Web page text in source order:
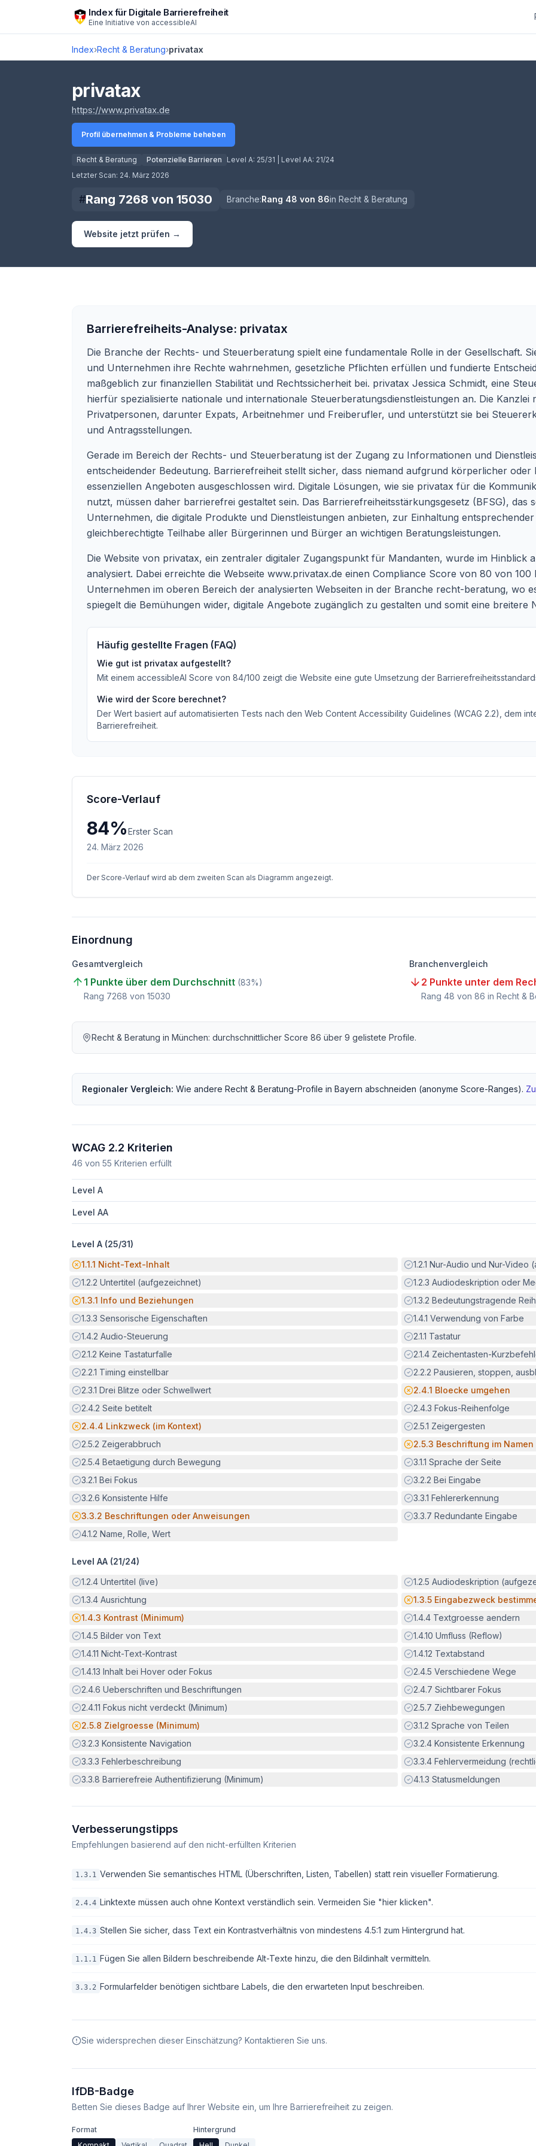
Zum Hauptinhalt springenIndex für Digitale Barrierefreiheit
Eine Initiative von accessibleAI
Index›Recht & Beratung›privatax
Score lädt
privatax
https://www.privatax.de
Profil übernehmen & Probleme beheben
Recht & Beratung Potenzielle Barrieren Level A: 25/31 | Level AA: 21/24
Letzter Scan: 24. März 2026
#Rang 7268 von 15030 Branche:Rang 48 von 86in Recht & Beratung
Website jetzt prüfen →
Barrierefreiheits-Analyse: privatax
Die Branche der Rechts- und Steuerberatung spielt eine fundamentale Rolle in der Gesellschaft.
und Unternehmen ihre Rechte wahrnehmen, gesetzliche Pflichten erfüllen und fundierte
maßgeblich zur finanziellen Stabilität und Rechtssicherheit bei. privatax Jessica Schmidt, eine
hierfür spezialisierte nationale und internationale Steuerberatungsdienstleistungen an. Die
Privatpersonen, darunter Expats, Arbeitnehmer und Freiberufler, und unterstützt sie bei
und Antragsstellungen.
Gerade im Bereich der Rechts- und Steuerberatung ist der Zugang zu Informationen und
entscheidender Bedeutung. Barrierefreiheit stellt sicher, dass niemand aufgrund körperlicher
essenziellen Angeboten ausgeschlossen wird. Digitale Lösungen, wie sie privatax für die
nutzt, müssen daher barrierefrei gestaltet sein. Das Barrierefreiheitsstärkungsgesetz (BFSG), das
Unternehmen, die digitale Produkte und Dienstleistungen anbieten, zur Einhaltung
gleichberechtigte Teilhabe aller Bürgerinnen und Bürger an wichtigen Beratungsleistungen.
Die Website von privatax, ein zentraler digitaler Zugangspunkt für Mandanten, wurde im Hinblick
analysiert. Dabei erreichte die Webseite www.privatax.de einen Compliance Score von 80 von 100
Unternehmen im oberen Bereich der analysierten Webseiten in der Branche recht-beratung, wo
spiegelt die Bemühungen wider, digitale Angebote zugänglich zu gestalten und somit eine breitere
Häufig gestellte Fragen (FAQ)
Wie gut ist privatax aufgestellt?
Mit einem accessibleAI Score von 84/100 zeigt die Website eine gute Umsetzung der
Wie wird der Score berechnet?
Der Wert basiert auf automatisierten Tests nach den Web Content Accessibility Guidelines (WCAG 2.2), dem
Barrierefreiheit.
Score-Verlauf
84%Erster Scan
24. März 2026
Der Score-Verlauf wird ab dem zweiten Scan als Diagramm angezeigt.
Einordnung
Gesamtvergleich
1 Punkte über dem Durchschnitt (83%)
Rang 7268 von 15030
Branchenvergleich
2 Punkte unter dem
Rang 48 von 86 in Recht &
Recht & Beratung in München: durchschnittlicher Score 86 über 9 gelistete Profile.
Regionaler Vergleich: Wie andere Recht & Beratung-Profile in Bayern abschneiden (anonyme Score-Ranges).
WCAG 2.2 Kriterien
46 von 55 Kriterien erfüllt
Level A
Level AA
Level A (25/31)
Potenzielle Barriere:
1.1.1 Nicht-Text-Inhalt Erfüllt:
1.2.1 Nur-Audio und Nur-Video
Erfüllt:
1.2.2 Untertitel (aufgezeichnet) Erfüllt:
1.2.3 Audiodeskription oder
Potenzielle Barriere:
1.3.1 Info und Beziehungen Erfüllt:
1.3.2 Bedeutungstragende
Erfüllt:
1.3.3 Sensorische Eigenschaften Erfüllt:
1.4.1 Verwendung von Farbe
Erfüllt:
1.4.2 Audio-Steuerung Erfüllt:
2.1.1 Tastatur
Erfüllt:
2.1.2 Keine Tastaturfalle Erfüllt:
2.1.4 Zeichentasten-
Erfüllt:
2.2.1 Timing einstellbar Erfüllt:
2.2.2 Pausieren, stoppen,
Erfüllt:
2.3.1 Drei Blitze oder Schwellwert Potenzielle Barriere:
2.4.1 Bloecke umgehen
Erfüllt:
2.4.2 Seite betitelt Erfüllt:
2.4.3 Fokus-Reihenfolge
Potenzielle Barriere:
2.4.4 Linkzweck (im Kontext) Erfüllt:
2.5.1 Zeigergesten
Erfüllt:
2.5.2 Zeigerabbruch Potenzielle Barriere:
2.5.3 Beschriftung im Namen
Erfüllt:
2.5.4 Betaetigung durch Bewegung Erfüllt:
3.1.1 Sprache der Seite
Erfüllt:
3.2.1 Bei Fokus Erfüllt:
3.2.2 Bei Eingabe
Erfüllt:
3.2.6 Konsistente Hilfe Erfüllt:
3.3.1 Fehlererkennung
Potenzielle Barriere:
3.3.2 Beschriftungen oder Anweisungen Erfüllt:
3.3.7 Redundante Eingabe
Erfüllt:
4.1.2 Name, Rolle, Wert
Level AA (21/24)
Erfüllt:
1.2.4 Untertitel (live) Erfüllt:
1.2.5 Audiodeskription
Erfüllt:
1.3.4 Ausrichtung Potenzielle Barriere:
1.3.5 Eingabezweck
Potenzielle Barriere:
1.4.3 Kontrast (Minimum) Erfüllt:
1.4.4 Textgroesse aendern
Erfüllt:
1.4.5 Bilder von Text Erfüllt:
1.4.10 Umfluss (Reflow)
Erfüllt:
1.4.11 Nicht-Text-Kontrast Erfüllt:
1.4.12 Textabstand
Erfüllt:
1.4.13 Inhalt bei Hover oder Fokus Erfüllt:
2.4.5 Verschiedene Wege
Erfüllt:
2.4.6 Ueberschriften und Beschriftungen Erfüllt:
2.4.7 Sichtbarer Fokus
Erfüllt:
2.4.11 Fokus nicht verdeckt (Minimum) Erfüllt:
2.5.7 Ziehbewegungen
Potenzielle Barriere:
2.5.8 Zielgroesse (Minimum) Erfüllt:
3.1.2 Sprache von Teilen
Erfüllt:
3.2.3 Konsistente Navigation Erfüllt:
3.2.4 Konsistente Erkennung
Erfüllt:
3.3.3 Fehlerbeschreibung Erfüllt:
3.3.4 Fehlervermeidung
Erfüllt:
3.3.8 Barrierefreie Authentifizierung (Minimum) Erfüllt:
4.1.3 Statusmeldungen
Verbesserungstipps
Empfehlungen basierend auf den nicht-erfüllten Kriterien
1.3.1 Verwenden Sie semantisches HTML (Überschriften, Listen, Tabellen) statt rein visueller Formatierung.
2.4.4 Linktexte müssen auch ohne Kontext verständlich sein. Vermeiden Sie "hier klicken".
1.4.3 Stellen Sie sicher, dass Text ein Kontrastverhältnis von mindestens 4.5:1 zum Hintergrund hat.
1.1.1 Fügen Sie allen Bildern beschreibende Alt-Texte hinzu, die den Bildinhalt vermitteln.
3.3.2 Formularfelder benötigen sichtbare Labels, die den erwarteten Input beschreiben.
Sie widersprechen dieser Einschätzung? Kontaktieren Sie uns.
IfDB-Badge
Betten Sie dieses Badge auf Ihrer Website ein, um Ihre Barrierefreiheit zu zeigen.
Format
Hintergrund